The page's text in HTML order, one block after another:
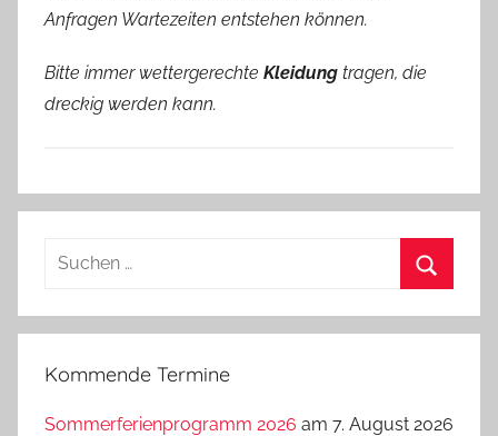
Anfragen Wartezeiten entstehen können.
Bitte immer wettergerechte Kleidung tragen, die
dreckig werden kann.
Suchen
Kommende Termine
Sommerferienprogramm 2026 am 7. August 2026